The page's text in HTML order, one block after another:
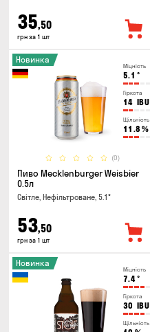
35,50
грн за 1 шт
Міцність
5.1 °
Гіркота
14 IBU
Щільність
11.8 %
(0)
Новинка
Пиво Mecklenburger Weisbier
0.5л
Світле, Нефільтроване, 5.1°
53,50
грн за 1 шт
Міцність
7.4°
Гіркота
30 IBU
Щільність
Новинка